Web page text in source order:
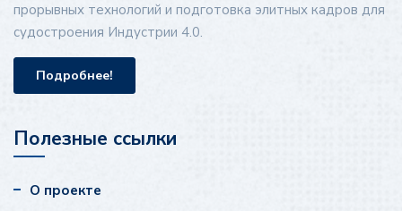
прорывных технологий и подготовка элитных кадров для
судостроения Индустрии 4.0.
Подробнее!
Полезные ссылки
О проекте